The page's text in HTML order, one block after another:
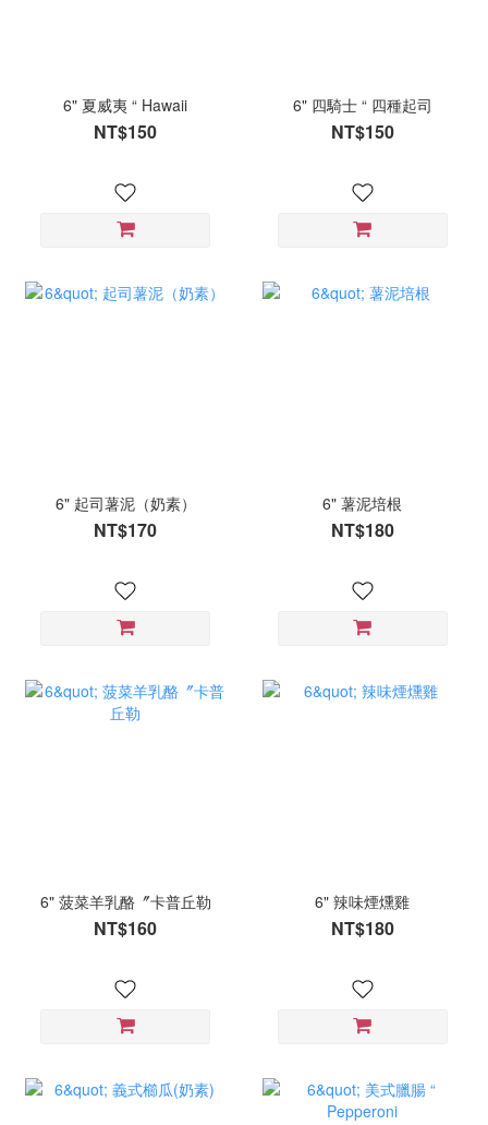
6" 夏威夷 “ Hawaii
NT$150
6" 四騎士 “ 四種起司
NT$150
6" 起司薯泥（奶素）
NT$170
6" 薯泥培根
NT$180
6" 菠菜羊乳酪〞卡普丘勒
NT$160
6" 辣味煙燻雞
NT$180